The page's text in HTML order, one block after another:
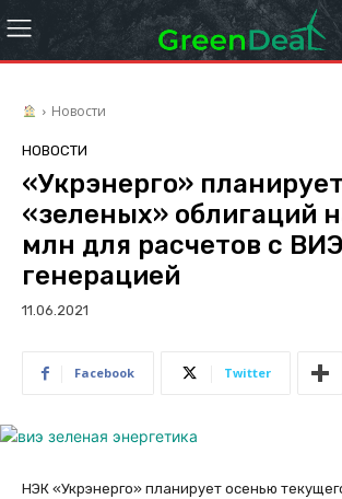
Новости
НОВОСТИ
«Укрэнерго»
«зеленых» облигаций
млн для расчетов с
генерацией
11.06.2021
Facebook Twitter
НЭК «Укрэнерго» планирует осенью